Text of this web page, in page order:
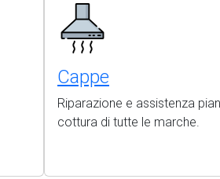
Cappe
Riparazione e assistenza
cottura di tutte le marche.